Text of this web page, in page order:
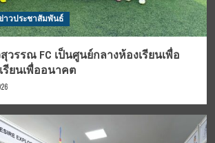
าวประชาสัมพันธ์
รรณ FC เป็นศูนย์กลางห้องเรียนเพื่อ
ยนเพื่ออนาคต